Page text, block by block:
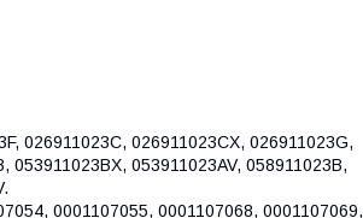
026911023C, 026911023CX, 026911023G,
053911023BX, 053911023AV, 058911023B,
0001107055, 0001107068, 0001107069,